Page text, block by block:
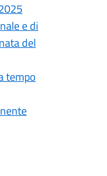
e di
del
tempo